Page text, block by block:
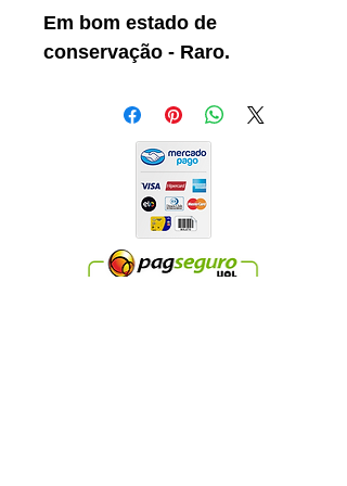
Em bom estado de
conservação - Raro.